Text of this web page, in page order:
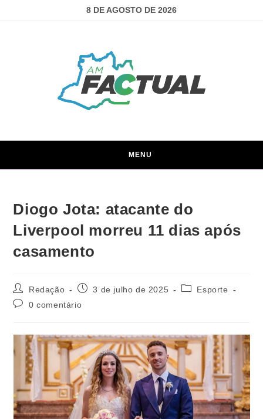
8 DE AGOSTO DE 2026
MENU
Diogo Jota: atacante do
Liverpool morreu 11 dias após
casamento
Redação 3 de julho de 2025
Esporte
0 comentário